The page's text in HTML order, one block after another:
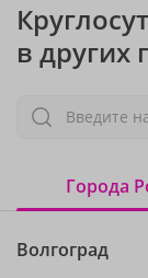
в других
Введите
Города
Волгоград